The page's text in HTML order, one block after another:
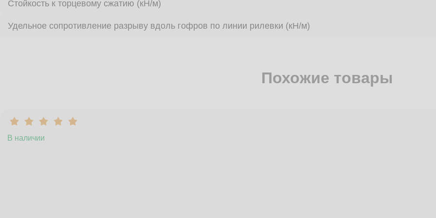
Стойкость к торцевому сжатию (кН/м)
Удельное сопротивление разрыву вдоль гофров по линии рилевки (кН/м)
Похожие товары
В наличии